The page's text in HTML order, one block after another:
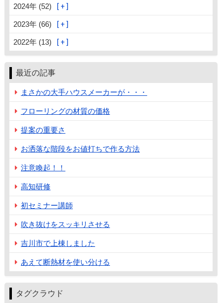
2024年 (52)
2023年 (66)
2022年 (13)
最近の記事
まさかの大手ハウスメーカーが・・・
フローリングの材質の価格
提案の重要さ
お洒落な階段をお値打ちで作る方法
注意喚起！！
高知研修
初セミナー講師
吹き抜けをスッキリさせる
吉川市で上棟しました
あえて断熱材を使い分ける
タグクラウド